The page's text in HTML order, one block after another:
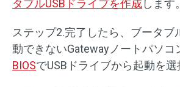
タブルUSBドライブを作成します。
ステップ2.完了したら、ブータブ
動できないGatewayノートパソコ
BIOSでUSBドライブから起動を選